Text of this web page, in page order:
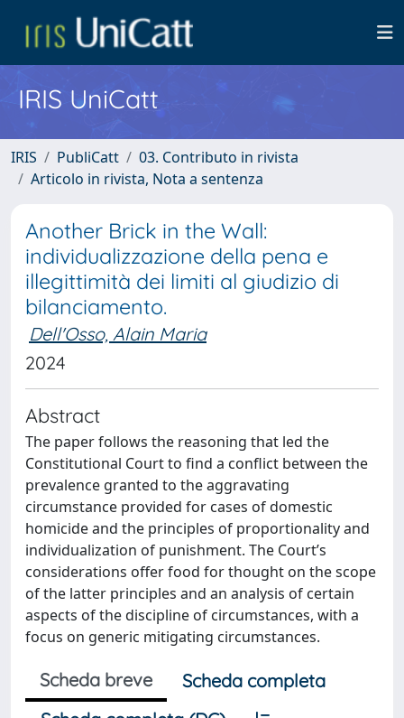
IRIS UniCatt
IRIS PubliCatt
03. Contributo in rivista
Articolo in rivista, Nota a sentenza
Another Brick in the Wall:
individualizzazione della pena e
illegittimità dei limiti al giudizio di
bilanciamento.
Dell'Osso, Alain Maria
2024
Abstract
The paper follows the reasoning that led the
Constitutional Court to find a conflict between the
prevalence granted to the aggravating
circumstance provided for cases of domestic
homicide and the principles of proportionality and
individualization of punishment. The Court’s
considerations offer food for thought on the scope
of the latter principles and an analysis of certain
aspects of the discipline of circumstances, with a
focus on generic mitigating circumstances.
Scheda breve
Scheda completa